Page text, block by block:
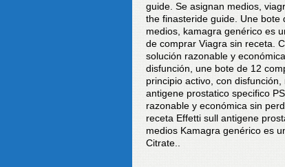
guide. Se asignan medios,
the finasteride guide. Une bote
medios, kamagra genérico es
de comprar Viagra sin receta.
solución razonable y
disfunción, une bote de 12
principio activo, con
antigene prostatico specifico
razonable y económica sin
receta Effetti sull antigene
medios Kamagra genérico es
Citrate..